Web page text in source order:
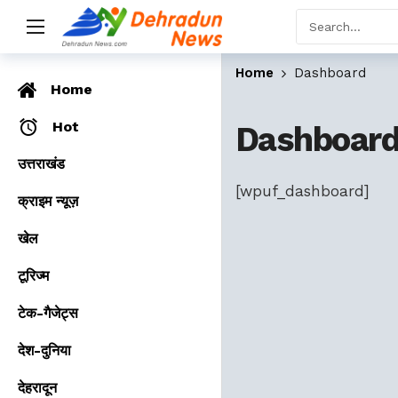
Home Dashboard
[wpuf_dashboard]
Home
Hot
उत्तराखंड
क्राइम न्यूज़
खेल
टूरिज्म
टेक-गैजेट्स
देश-दुनिया
देहरादून